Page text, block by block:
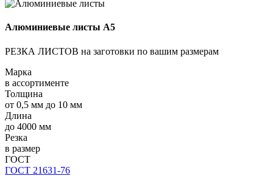
Алюминиевые листы А5
РЕЗКА ЛИСТОВ на заготовки по вашим размерам
Марка
в ассортименте
Толщина
от 0,5 мм до 10 мм
Длина
до 4000 мм
Резка
в размер
ГОСТ
ГОСТ 21631-76